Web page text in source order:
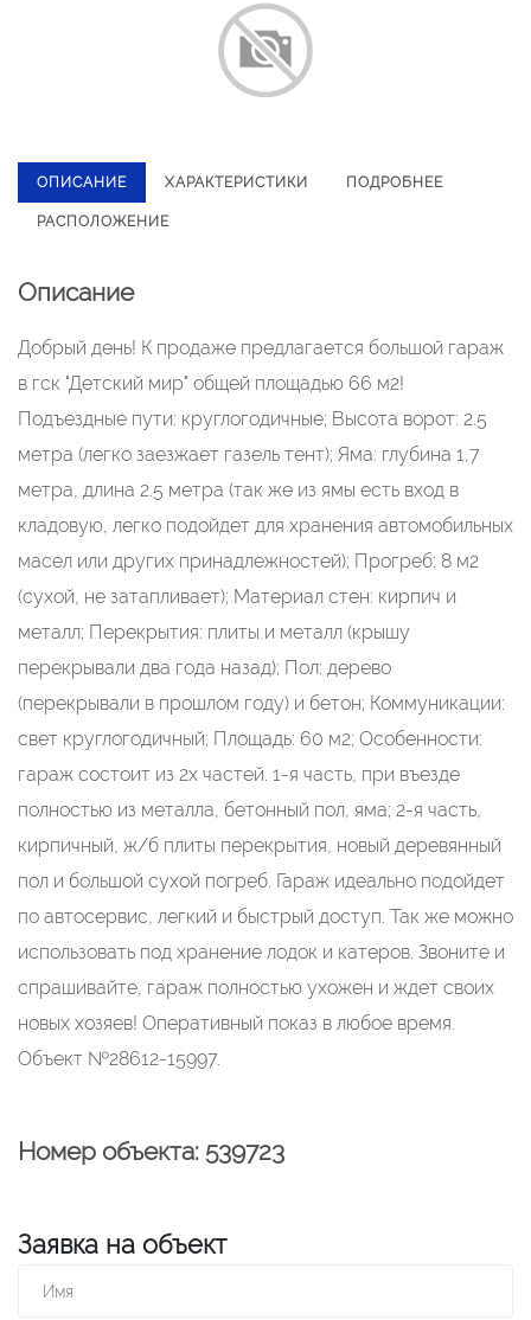
ОПИСАНИЕ ХАРАКТЕРИСТИКИ ПОДРОБНЕЕ
РАСПОЛОЖЕНИЕ
Описание
Добрый день! К продаже предлагается большой гараж
в гск "Детский мир" общей площадью 66 м2!
Подъездные пути: круглогодичные; Высота ворот: 2.5
метра (легко заезжает газель тент); Яма: глубина 1,7
метра, длина 2.5 метра (так же из ямы есть вход в
кладовую, легко подойдет для хранения автомобильных
масел или других принадлежностей); Прогреб: 8 м2
(сухой, не затапливает); Материал стен: кирпич и
металл; Перекрытия: плиты и металл (крышу
перекрывали два года назад); Пол: дерево
(перекрывали в прошлом году) и бетон; Коммуникации:
свет круглогодичный; Площадь: 60 м2; Особенности:
гараж состоит из 2х частей. 1-я часть, при въезде
полностью из металла, бетонный пол, яма; 2-я часть,
кирпичный, ж/б плиты перекрытия, новый деревянный
пол и большой сухой погреб. Гараж идеально подойдет
по автосервис, легкий и быстрый доступ. Так же можно
использовать под хранение лодок и катеров. Звоните и
спрашивайте, гараж полностью ухожен и ждет своих
новых хозяев! Оперативный показ в любое время.
Объект №28612-15997.
Номер объекта: 539723
Заявка на объект